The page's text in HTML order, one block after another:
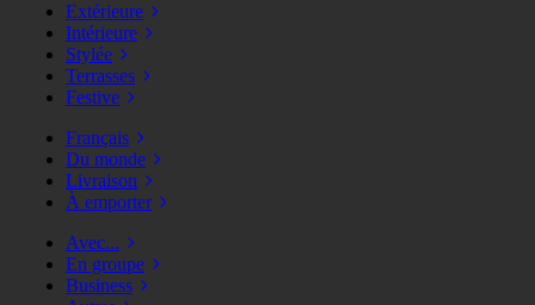
Extérieure
Intérieure
Stylée
Terrasses
Festive
Français
Du monde
Livraison
À emporter
Avec...
En groupe
Business